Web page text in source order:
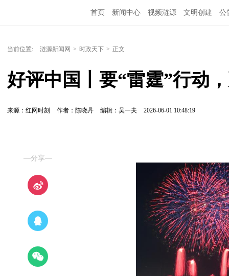
首页 新闻中心 视频涟源 文明创建 公
当前位置: 涟源新闻网 > 时政天下 > 正文
好评中国丨要“雷霆”行动
来源：红网时刻 作者：陈晓丹 编辑：吴一夫 2026-06-01 10:48:19
—分享—